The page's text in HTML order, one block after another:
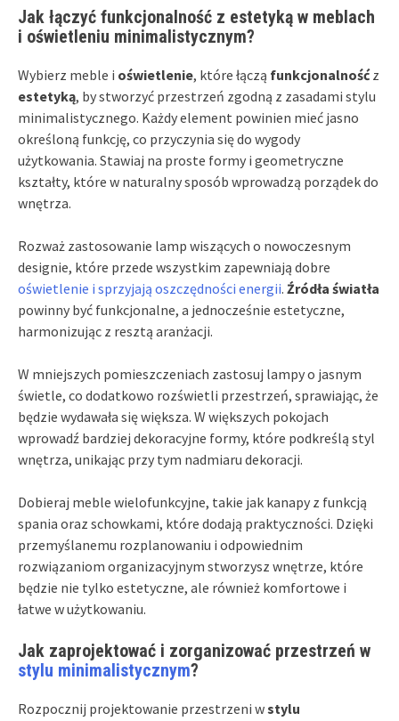
Jak łączyć funkcjonalność z estetyką w meblach
i oświetleniu minimalistycznym?
Wybierz meble i oświetlenie, które łączą funkcjonalnośćz
estetyką, by stworzyć przestrzeń zgodną z zasadami stylu
minimalistycznego. Każdy element powinien mieć jasno
określoną funkcję, co przyczynia się do wygody
użytkowania. Stawiaj na proste formy i geometryczne
kształty, które w naturalny sposób wprowadzą porządek do
wnętrza.
Rozważ zastosowanie lamp wiszących o nowoczesnym
designie, które przede wszystkim zapewniają dobre
oświetlenie i sprzyjają oszczędności energii. Źródła światła
powinny być funkcjonalne, a jednocześnie estetyczne,
harmonizując z resztą aranżacji.
W mniejszych pomieszczeniach zastosuj lampy o jasnym
świetle, co dodatkowo rozświetli przestrzeń, sprawiając, że
będzie wydawała się większa. W większych pokojach
wprowadź bardziej dekoracyjne formy, które podkreślą styl
wnętrza, unikając przy tym nadmiaru dekoracji.
Dobieraj meble wielofunkcyjne, takie jak kanapy z funkcją
spania oraz schowkami, które dodają praktyczności. Dzięki
przemyślanemu rozplanowaniu i odpowiednim
rozwiązaniom organizacyjnym stworzysz wnętrze, które
będzie nie tylko estetyczne, ale również komfortowe i
łatwe w użytkowaniu.
Jak zaprojektować i zorganizować przestrzeń w
stylu minimalistycznym?
Rozpocznij projektowanie przestrzeni wstylu